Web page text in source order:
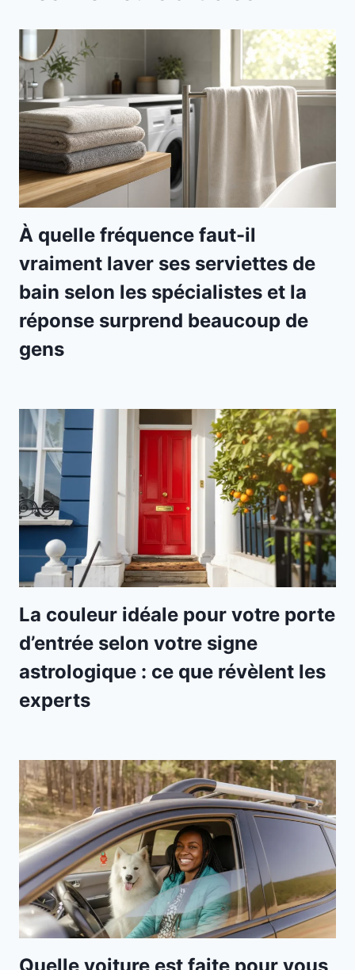
À quelle fréquence faut-il
vraiment laver ses serviettes de
bain selon les spécialistes et la
réponse surprend beaucoup de
gens
La couleur idéale pour votre porte
d’entrée selon votre signe
astrologique : ce que révèlent les
experts
Quelle voiture est faite pour vous